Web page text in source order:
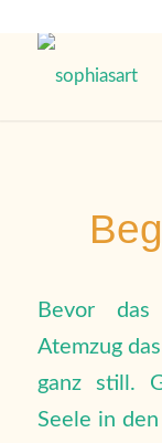
Bevor
Atemzug
ganz still.
Seele in